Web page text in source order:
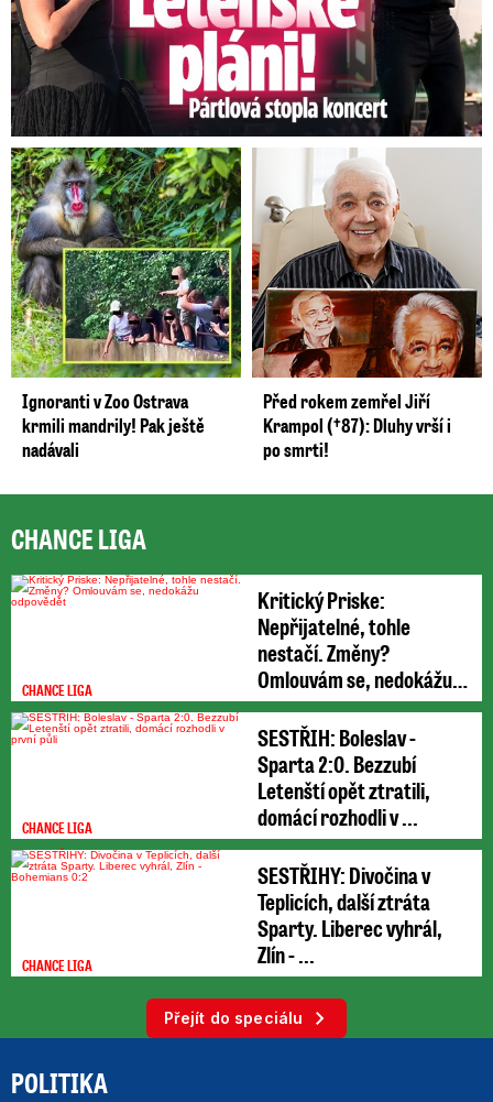
Ignoranti v Zoo Ostrava
krmili mandrily! Pak ještě
nadávali
Před rokem zemřel Jiří
Krampol (†87): Dluhy vrší i
po smrti!
CHANCE LIGA
CHANCE LIGA
Kritický Priske:
Nepřijatelné, tohle
nestačí. Změny?
Omlouvám se, nedokážu
odpovědět
CHANCE LIGA
SESTŘIH: Boleslav -
Sparta 2:0. Bezzubí
Letenští opět ztratili,
domácí rozhodli v ...
CHANCE LIGA
SESTŘIHY: Divočina v
Teplicích, další ztráta
Sparty. Liberec vyhrál,
Zlín - ...
Přejít do speciálu
POLITIKA